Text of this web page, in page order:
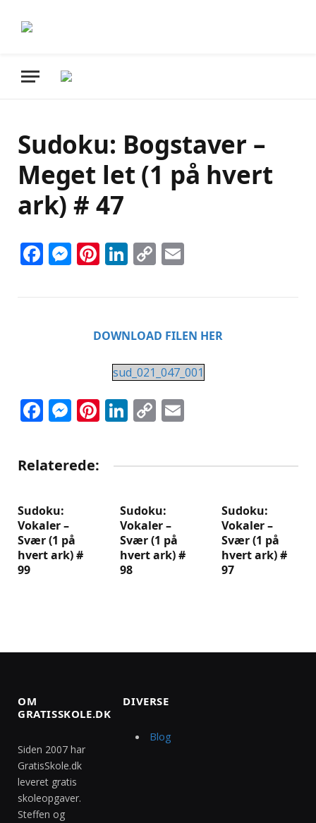
Sudoku: Bogstaver –
Meget let (1 på hvert
ark) # 47
Facebook
Messenger
Pinterest
LinkedIn
Copy
DOWNLOAD FILEN HER
sud_021_047_001
Facebook
Messenger
Pinterest
LinkedIn
Copy
Relaterede:
Sudoku:
Vokaler –
Svær (1 på
hvert ark) #
99
Sudoku:
Vokaler –
Svær (1 på
hvert ark) #
98
Sudoku:
Vokaler –
Svær (1 på
hvert ark) #
97
OM
GRATISSKOLE.DK
Siden 2007 har
GratisSkole.dk
leveret gratis
skoleopgaver.
Steffen og
DIVERSE
Blog